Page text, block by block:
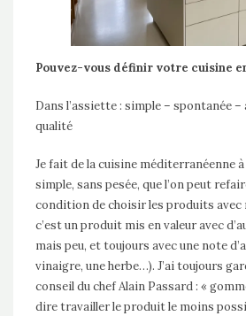
Pouvez-vous définir votre cuisine
Dans l’assiette : simple – spontanée
qualité
Je fait de la cuisine méditerranéenne à
simple, sans pesée, que l’on peut
condition de choisir les produits avec
c’est un produit mis en valeur avec
mais peu, et toujours avec une note
vinaigre, une herbe…). J’ai toujours
conseil du chef Alain Passard : «
dire travailler le produit le moins